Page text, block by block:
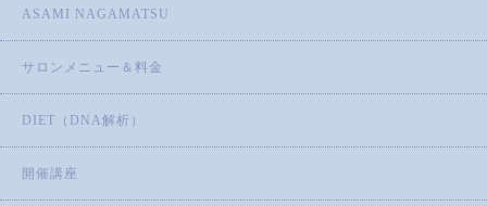
ASAMI NAGAMATSU
サロンメニュー＆料金
DIET（DNA解析）
開催講座